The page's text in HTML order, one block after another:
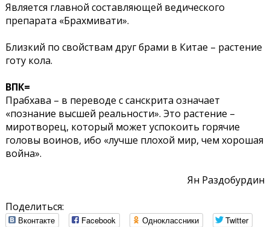
Является главной составляющей ведического
препарата «Брахмивати».
Близкий по свойствам друг брами в Китае – растение
готу кола.
ВПК=
Прабхава – в переводе с санскрита означает
«познание высшей реальности». Это растение –
миротворец, который может успокоить горячие
головы воинов, ибо «лучше плохой мир, чем хорошая
война».
Ян Раздобурдин
Поделиться:
Вконтакте Facebook Одноклассники
Twitter